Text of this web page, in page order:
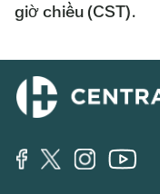
giờ chiều (CST).